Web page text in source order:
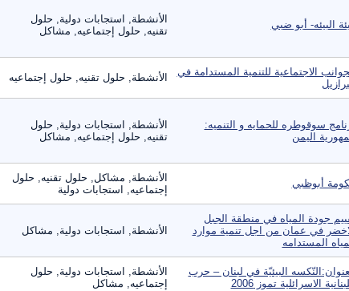
البيئه- أبو ضبي
الأنشطة, استجابات دولية, حلول
تقنيه, حلول إجتماعيه, مشاكل
الاجتماعية للتنمية المستدامة في
الأنشطة, حلول تقنيه, حلول إجتماعيه
سوقوطره للحمايه و التنميه:
اليمن
الأنشطة, استجابات دولية, حلول
تقنيه, حلول إجتماعيه, مشاكل
أبوظبي
الأنشطة, مشاكل, حلول تقنيه, حلول
إجتماعيه, استجابات دولية
جودة المياه في منطقة الجبل
في عمان من اجل تنمية موارد
المستدامه
الأنشطة, استجابات دولية, مشاكل
البيئيّة في لبنان – حرب
الاسرائلية تموز 2006
الأنشطة, استجابات دولية, حلول
إجتماعيه, مشاكل